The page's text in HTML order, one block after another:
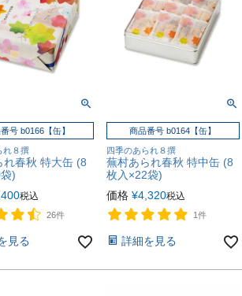
号 b0166【缶】
れ８撰
れ春秋 特大缶 (8
)
税込
26件
見る
商品番号 b0164【缶】
四季のあられ８撰
蕪村あられ春秋 特中缶 (8
枚入×22袋)
価格 ¥4,320税込
1件
詳細を見る